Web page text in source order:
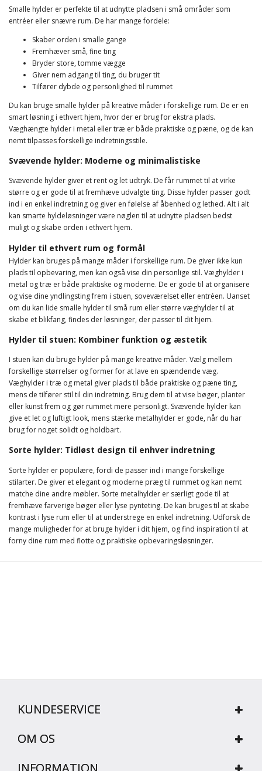
Smalle hylder er perfekte til at udnytte pladsen i små områder som
entréer eller snævre rum. De har mange fordele:
Skaber orden i smalle gange
Fremhæver små, fine ting
Bryder store, tomme vægge
Giver nem adgang til ting, du bruger tit
Tilfører dybde og personlighed til rummet
Du kan bruge smalle hylder på kreative måder i forskellige rum. De er en
smart løsning i ethvert hjem, hvor der er brug for ekstra plads.
Væghængte hylder i metal eller træ er både praktiske og pæne, og de kan
nemt tilpasses forskellige indretningsstile.
Svævende hylder: Moderne og minimalistiske
Svævende hylder giver et rent og let udtryk. De får rummet til at virke
større og er gode til at fremhæve udvalgte ting. Disse hylder passer godt
ind i en enkel indretning og giver en følelse af åbenhed og lethed. Alt i alt
kan smarte hyldeløsninger være nøglen til at udnytte pladsen bedst
muligt og skabe orden i ethvert hjem.
Hylder til ethvert rum og formål
Hylder kan bruges på mange måder i forskellige rum. De giver ikke kun
plads til opbevaring, men kan også vise din personlige stil. Væghylder i
metal og træ er både praktiske og moderne. De er gode til at organisere
og vise dine yndlingsting frem i stuen, soveværelset eller entréen. Uanset
om du kan lide smalle hylder til små rum eller større væghylder til at
skabe et blikfang, findes der løsninger, der passer til dit hjem.
Hylder til stuen: Kombiner funktion og æstetik
I stuen kan du bruge hylder på mange kreative måder. Vælg mellem
forskellige størrelser og former for at lave en spændende væg.
Væghylder i træ og metal giver plads til både praktiske og pæne ting,
mens de tilfører stil til din indretning. Brug dem til at vise bøger, planter
eller kunst frem og gør rummet mere personligt. Svævende hylder kan
give et let og luftigt look, mens stærke metalhylder er gode, når du har
brug for noget solidt og holdbart.
Sorte hylder: Tidløst design til enhver indretning
Sorte hylder er populære, fordi de passer ind i mange forskellige
stilarter. De giver et elegant og moderne præg til rummet og kan nemt
matche dine andre møbler. Sorte metalhylder er særligt gode til at
fremhæve farverige bøger eller lyse pynteting. De kan bruges til at skabe
kontrast i lyse rum eller til at understrege en enkel indretning. Udforsk de
mange muligheder for at bruge hylder i dit hjem, og find inspiration til at
forny dine rum med flotte og praktiske opbevaringsløsninger.
KUNDESERVICE
OM OS
INFORMATION